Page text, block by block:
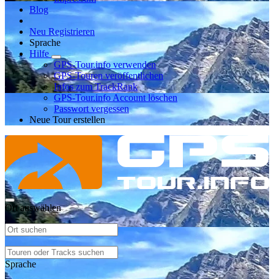
Blog
Neu Registrieren
Sprache
Hilfe
GPS-Tour.info verwenden
GPS-Touren veröffentlichen
Infos zum TrackRank
GPS-Tour.info Account löschen
Passwort vergessen
Neue Tour erstellen
Ort auswählen
Sprache